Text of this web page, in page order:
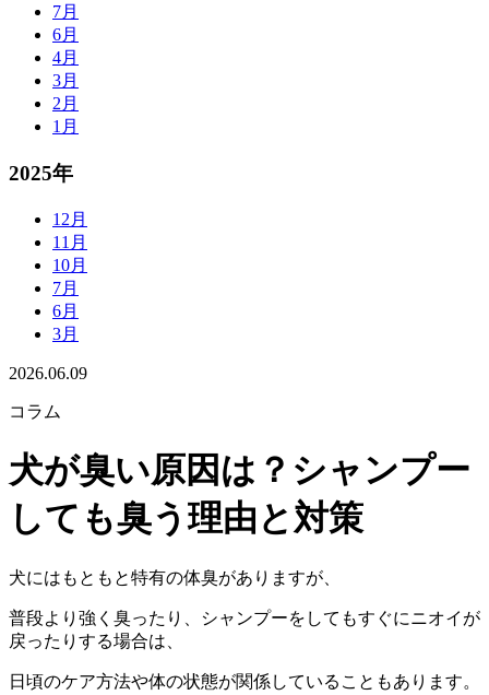
7月
6月
4月
3月
2月
1月
2025年
12月
11月
10月
7月
6月
3月
2026.06.09
コラム
犬が臭い原因は？シャンプー
しても臭う理由と対策
犬にはもともと特有の体臭がありますが、
普段より強く臭ったり、シャンプーをしてもすぐにニオイが
戻ったりする場合は、
日頃のケア方法や体の状態が関係していることもあります。